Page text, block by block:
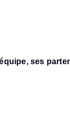
ses